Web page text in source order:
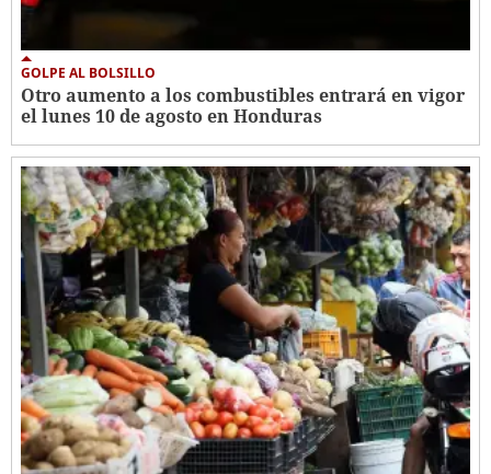
GOLPE AL BOLSILLO
Otro aumento a los combustibles entrará en vigor
el lunes 10 de agosto en Honduras